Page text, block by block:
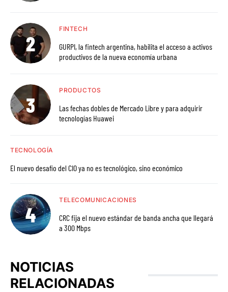
FINTECH
GURPI, la fintech argentina, habilita el acceso a activos
productivos de la nueva economía urbana
PRODUCTOS
Las fechas dobles de Mercado Libre y para adquirir
tecnologías Huawei
TECNOLOGÍA
El nuevo desafío del CIO ya no es tecnológico, sino económico
TELECOMUNICACIONES
CRC fija el nuevo estándar de banda ancha que llegará
a 300 Mbps
NOTICIAS
RELACIONADAS